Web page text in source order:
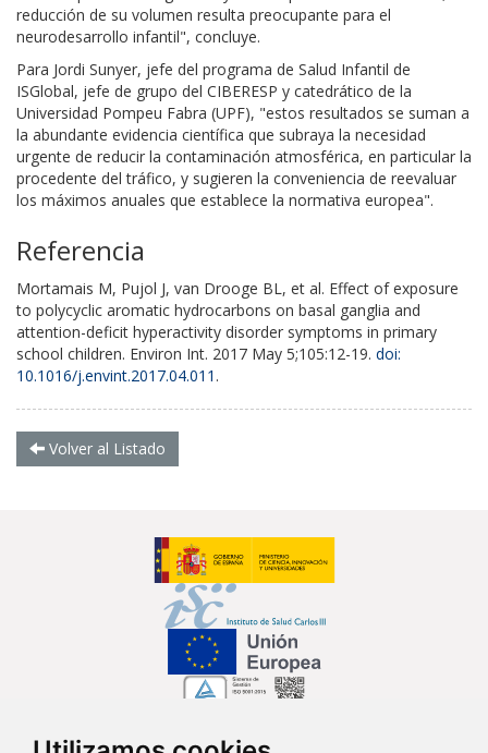
reducción de su volumen resulta preocupante para el
neurodesarrollo infantil", concluye.
Para Jordi Sunyer, jefe del programa de Salud Infantil de
ISGlobal, jefe de grupo del CIBERESP y catedrático de la
Universidad Pompeu Fabra (UPF), "estos resultados se suman a
la abundante evidencia científica que subraya la necesidad
urgente de reducir la contaminación atmosférica, en particular la
procedente del tráfico, y sugieren la conveniencia de reevaluar
los máximos anuales que establece la normativa europea".
Referencia
Mortamais M, Pujol J, van Drooge BL, et al. Effect of exposure
to polycyclic aromatic hydrocarbons on basal ganglia and
attention-deficit hyperactivity disorder symptoms in primary
school children. Environ Int. 2017 May 5;105:12-19. doi:
10.1016/j.envint.2017.04.011 .
Volver al Listado